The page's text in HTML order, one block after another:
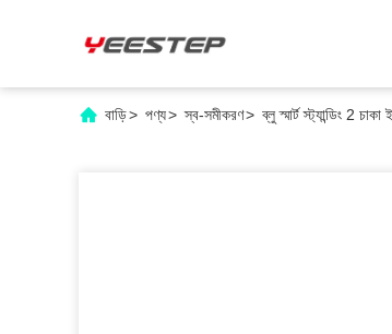
বাড়ি> পণ্য> স্ব-সমীকরণ> ব্লু স্মার্ট স্ট্যান্ডিং 2